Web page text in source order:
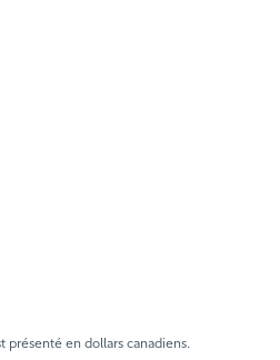
présenté en dollars canadiens.